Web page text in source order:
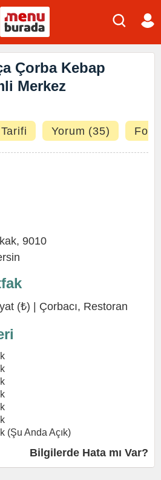
Çorba Kebap
Merkez
Yorum (35)
9010
(₺) | Çorbacı, Restoran
(Şu Anda Açık)
Bilgilerde Hata mı Var?